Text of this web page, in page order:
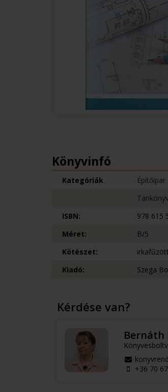
Könyvinfó
Kategóriák
Építőipar
ISBN:
978 615
Méret:
B/5
Kötészet:
irkafűzött
Kiadó:
Szega
Kérdése van?
Bernáth
+36 70